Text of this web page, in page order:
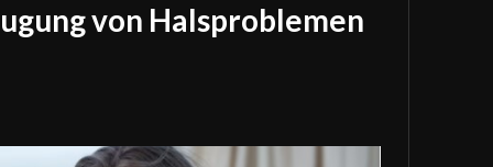
von Halsproblemen